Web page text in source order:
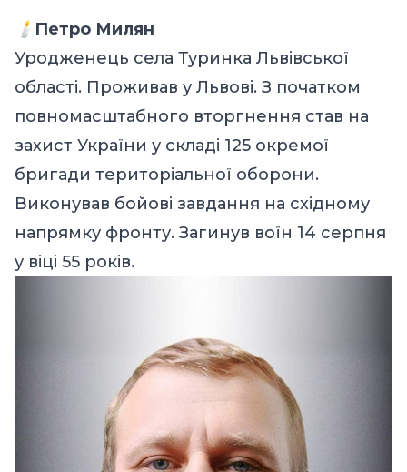
🕯️ Петро Милян
Уродженець села Туринка Львівської
області. Проживав у Львові. З початком
повномасштабного вторгнення став на
захист України у складі 125 окремої
бригади територіальної оборони.
Виконував бойові завдання на східному
напрямку фронту. Загинув воїн 14 серпня
у віці 55 років.